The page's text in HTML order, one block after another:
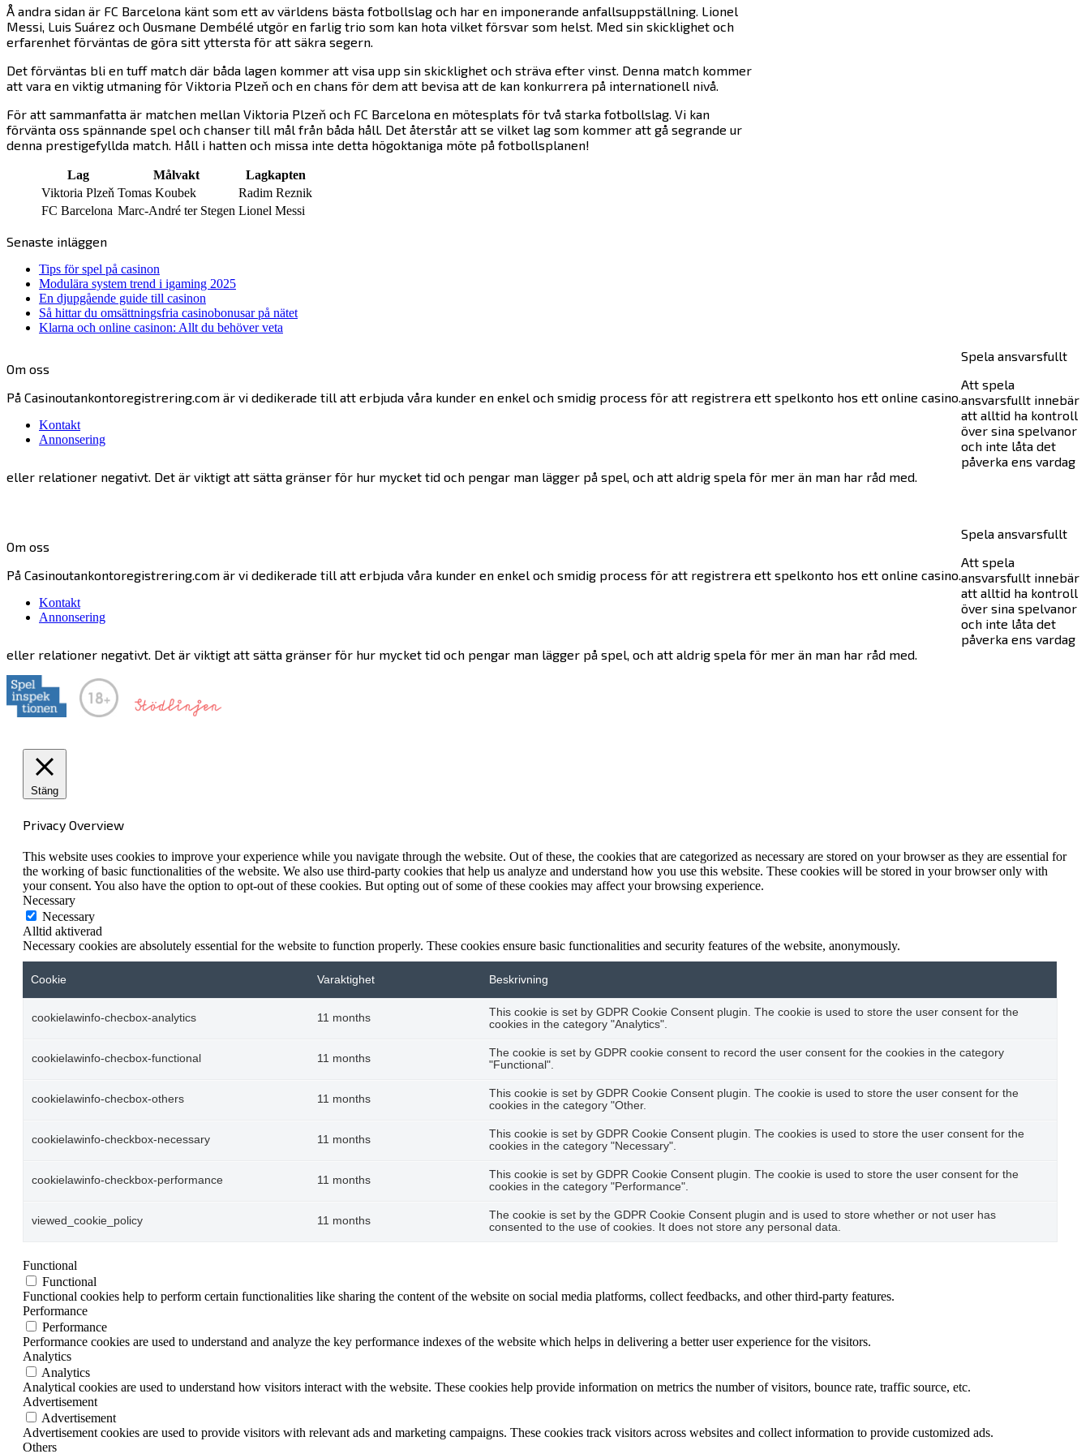
Å andra sidan är FC Barcelona känt som ett av världens bästa fotbollslag och har en imponerande anfallsuppställning. Lionel
Messi, Luis Suárez och Ousmane Dembélé utgör en farlig trio som kan hota vilket försvar som helst. Med sin skicklighet och
erfarenhet förväntas de göra sitt yttersta för att säkra segern.
Det förväntas bli en tuff match där båda lagen kommer att visa upp sin skicklighet och sträva efter vinst. Denna match kommer
att vara en viktig utmaning för Viktoria Plzeň och en chans för dem att bevisa att de kan konkurrera på internationell nivå.
För att sammanfatta är matchen mellan Viktoria Plzeň och FC Barcelona en mötesplats för två starka fotbollslag. Vi kan
förvänta oss spännande spel och chanser till mål från båda håll. Det återstår att se vilket lag som kommer att gå segrande ur
denna prestigefyllda match. Håll i hatten och missa inte detta högoktaniga möte på fotbollsplanen!
Lag Målvakt
Lagkapten
Viktoria Plzeň Tomas Koubek
Radim Reznik
FC Barcelona Marc-André ter Stegen Lionel Messi
Senaste inläggen
Tips för spel på casinon
Modulära system trend i igaming 2025
En djupgående guide till casinon
Så hittar du omsättningsfria casinobonusar på nätet
Klarna och online casinon: Allt du behöver veta
Om oss
På Casinoutankontoregistrering.com är vi dedikerade till att erbjuda våra kunder en enkel och smidig process för att registrera ett spelkonto hos ett online casino.
Kontakt
Annonsering
Spela ansvarsfullt
Att spela
ansvarsfullt innebär
att alltid ha kontroll
över sina spelvanor
och inte låta det
påverka ens vardag
eller relationer negativt. Det är viktigt att sätta gränser för hur mycket tid och pengar man lägger på spel, och att aldrig spela för mer än man har råd med.
Om oss
På Casinoutankontoregistrering.com är vi dedikerade till att erbjuda våra kunder en enkel och smidig process för att registrera ett spelkonto hos ett online casino.
Kontakt
Annonsering
Spela ansvarsfullt
Att spela
ansvarsfullt innebär
att alltid ha kontroll
över sina spelvanor
och inte låta det
påverka ens vardag
eller relationer negativt. Det är viktigt att sätta gränser för hur mycket tid och pengar man lägger på spel, och att aldrig spela för mer än man har råd med.
Stäng
Privacy Overview
This website uses cookies to improve your experience while you navigate through the website. Out of these, the cookies that are categorized as necessary are stored on your browser as they are essential for
the working of basic functionalities of the website. We also use third-party cookies that help us analyze and understand how you use this website. These cookies will be stored in your browser only with
your consent. You also have the option to opt-out of these cookies. But opting out of some of these cookies may affect your browsing experience.
Necessary
Necessary
Alltid aktiverad
Necessary cookies are absolutely essential for the website to function properly. These cookies ensure basic functionalities and security features of the website, anonymously.
Cookie Varaktighet Beskrivning
cookielawinfo-checbox-analytics 11 months
This cookie is set by GDPR Cookie Consent plugin. The cookie is used to store the user consent for the
cookies in the category "Analytics".
cookielawinfo-checbox-functional 11 months
The cookie is set by GDPR cookie consent to record the user consent for the cookies in the category
"Functional".
cookielawinfo-checbox-others 11 months
This cookie is set by GDPR Cookie Consent plugin. The cookie is used to store the user consent for the
cookies in the category "Other.
cookielawinfo-checkbox-necessary 11 months
This cookie is set by GDPR Cookie Consent plugin. The cookies is used to store the user consent for the
cookies in the category "Necessary".
cookielawinfo-checkbox-performance 11 months
This cookie is set by GDPR Cookie Consent plugin. The cookie is used to store the user consent for the
cookies in the category "Performance".
viewed_cookie_policy 11 months
The cookie is set by the GDPR Cookie Consent plugin and is used to store whether or not user has
consented to the use of cookies. It does not store any personal data.
Functional
Functional
Functional cookies help to perform certain functionalities like sharing the content of the website on social media platforms, collect feedbacks, and other third-party features.
Performance
Performance
Performance cookies are used to understand and analyze the key performance indexes of the website which helps in delivering a better user experience for the visitors.
Analytics
Analytics
Analytical cookies are used to understand how visitors interact with the website. These cookies help provide information on metrics the number of visitors, bounce rate, traffic source, etc.
Advertisement
Advertisement
Advertisement cookies are used to provide visitors with relevant ads and marketing campaigns. These cookies track visitors across websites and collect information to provide customized ads.
Others